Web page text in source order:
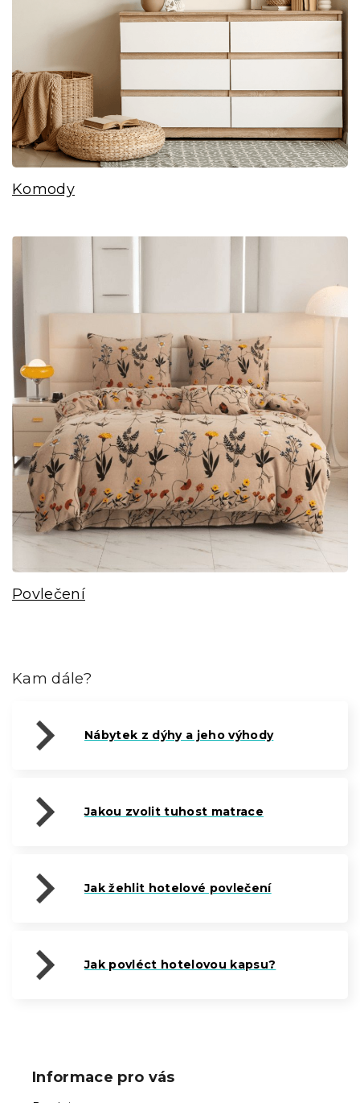
Komody
Povlečení
Kam dále?
Nábytek z dýhy a jeho výhody
Jakou zvolit tuhost matrace
Jak žehlit hotelové povlečení
Jak povléct hotelovou kapsu?
Informace pro vás